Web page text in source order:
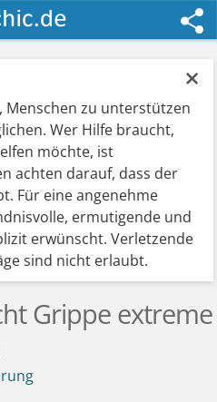
×
Menschen zu unterstützen
Wer Hilfe braucht,
möchte, ist
achten darauf, dass der
Für eine angenehme
ermutigende und
erwünscht. Verletzende
sind nicht erlaubt.
Grippe extreme